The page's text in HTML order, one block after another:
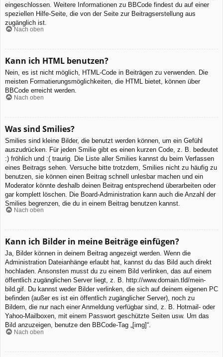
eingeschlossen. Weitere Informationen zu BBCode findest du auf einer
speziellen Hilfe-Seite, die von der Seite zur Beitragserstellung aus
zugänglich ist.
Nach oben
Kann ich HTML benutzen?
Nein, es ist nicht möglich, HTML-Code in Beiträgen zu verwenden. Die
meisten Formatierungsmöglichkeiten, die HTML bietet, können über
BBCode erreicht werden.
Nach oben
Was sind Smilies?
Smilies sind kleine Bilder, die benutzt werden können, um ein Gefühl
auszudrücken. Für jeden Smilie gibt es einen kurzen Code, z. B. bedeutet
:) fröhlich und :( traurig. Die Liste aller Smilies kannst du beim Verfassen
eines Beitrags sehen. Versuche bitte trotzdem, Smilies nicht zu häufig zu
benutzen, sie können einen Beitrag schnell unlesbar machen und ein
Moderator könnte deshalb deinen Beitrag entsprechend überarbeiten oder
gar komplett löschen. Die Board-Administration kann auch die Anzahl der
Smilies begrenzen, die du in einem Beitrag benutzen kannst.
Nach oben
Kann ich Bilder in meine Beiträge einfügen?
Ja, Bilder können in deinem Beitrag angezeigt werden. Wenn die
Administration Dateianhänge erlaubt hat, kannst du das Bild auch direkt
hochladen. Ansonsten musst du zu einem Bild verlinken, das auf einem
öffentlich zugänglichen Server liegt, z. B. http://www.domain.tld/mein-
bild.gif. Du kannst weder Bilder verlinken, die sich auf deinem eigenen PC
befinden (außer es ist ein öffentlich zugänglicher Server), noch zu
Bildern, die nur nach einer Anmeldung verfügbar sind, z. B. Hotmail- oder
Yahoo-Mailboxen, mit einem Passwort geschützte Seiten usw. Um das
Bild anzuzeigen, benutze den BBCode-Tag „[img]“.
Nach oben